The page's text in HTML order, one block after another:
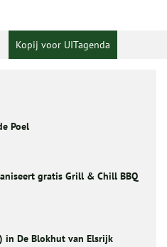
Kopij voor UITagenda
Poel
gratis Grill & Chill BBQ
in De Blokhut van Elsrijk